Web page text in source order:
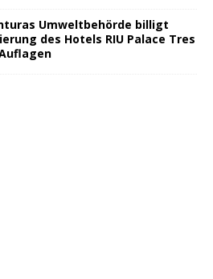
Umweltbehörde billigt
des Hotels RIU Palace Tres